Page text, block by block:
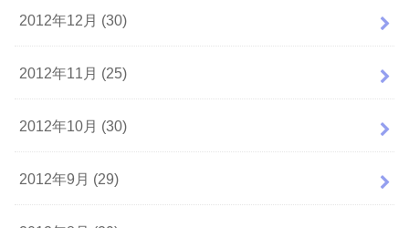
2012年12月 (30)
2012年11月 (25)
2012年10月 (30)
2012年9月 (29)